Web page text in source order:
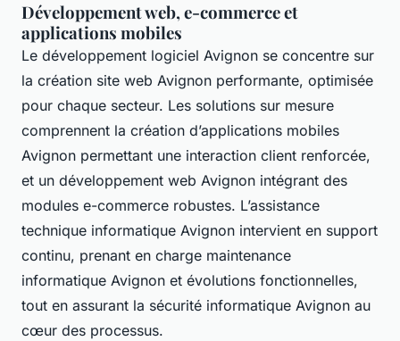
Développement web, e-commerce et
applications mobiles
Le développement logiciel Avignon se concentre sur
la création site web Avignon performante, optimisée
pour chaque secteur. Les solutions sur mesure
comprennent la création d’applications mobiles
Avignon permettant une interaction client renforcée,
et un développement web Avignon intégrant des
modules e-commerce robustes. L’assistance
technique informatique Avignon intervient en support
continu, prenant en charge maintenance
informatique Avignon et évolutions fonctionnelles,
tout en assurant la sécurité informatique Avignon au
cœur des processus.